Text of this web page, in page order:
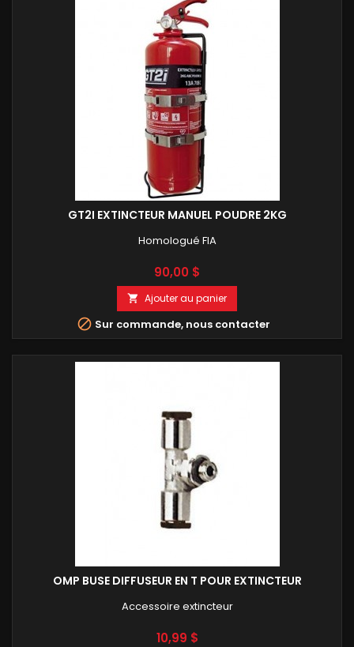
GT2I EXTINCTEUR MANUEL POUDRE 2KG
Homologué FIA
Prix
90,00 $
 Ajouter au panier
 Sur commande, nous contacter
OMP BUSE DIFFUSEUR EN T POUR EXTINCTEUR
Accessoire extincteur
Prix
10,99 $